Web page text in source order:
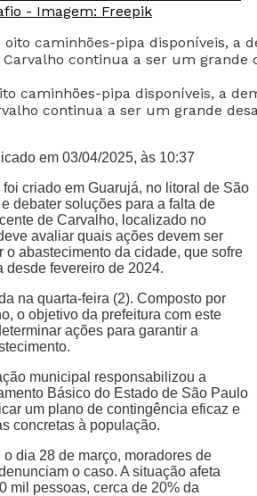
caminhões-pipa disponíveis, a
continua a ser um grande
em 03/04/2025, às 10:37
criado em Guarujá, no litoral de São
debater soluções para a falta de
de Carvalho, localizado no
avaliar quais ações devem ser
o abastecimento da cidade, que sofre
desde fevereiro de 2024.
na quarta-feira (2). Composto por
o objetivo da prefeitura com este
ações para garantir a
municipal responsabilizou a
Básico do Estado de São Paulo
um plano de contingência eficaz e
concretas à população.
dia 28 de março, moradores de
o caso. A situação afeta
mil pessoas, cerca de 20% da